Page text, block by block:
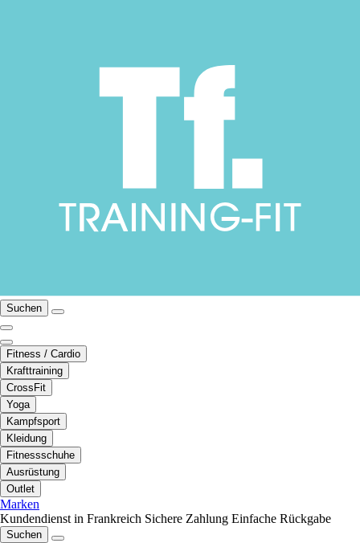
Suchen
Fitness / Cardio
Krafttraining
CrossFit
Yoga
Kampfsport
Kleidung
Fitnessschuhe
Ausrüstung
Outlet
Marken
Kundendienst in Frankreich Sichere Zahlung Einfache Rückgabe
Suchen